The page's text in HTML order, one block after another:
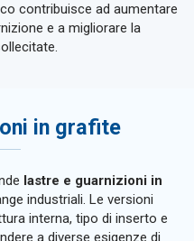
contribuisce ad aumentare
e a migliorare la
in grafite
lastre e guarnizioni in
industriali. Le versioni
interna, tipo di inserto e
a diverse esigenze di